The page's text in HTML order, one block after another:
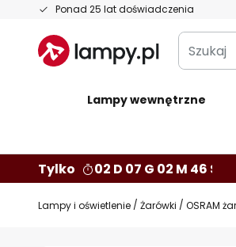
Ponad 25 lat doświadczenia
Przejdź
treści
Szukaj
Lampy wewnętrzne
Tylko 02 D 07 G 02 M 45 S
Lampy i oświetlenie Żarówki OSRAM